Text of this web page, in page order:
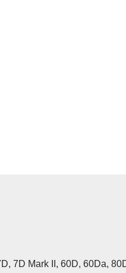
7D Mark II, 60D, 60Da,